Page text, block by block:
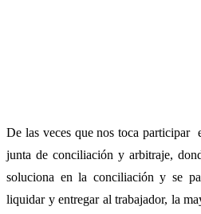
De las veces que nos toca participar
junta de conciliación y arbitraje,
soluciona en la conciliación y se
liquidar y entregar al trabajador, la